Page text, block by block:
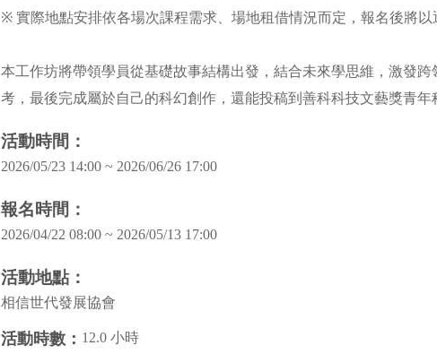
※ 實際地點安排依各場次課程需求、場地租借情況而定，報名後將以
本工作坊將帶領學員從基礎故事結構出發，結合未來學思維，激發跨
考，最後完成屬於自己的科幻創作，還能投稿到善科科技文藝獎青年
活動時間：
2026/05/23 14:00 ~ 2026/06/26 17:00
報名時間：
2026/04/22 08:00 ~ 2026/05/13 17:00
活動地點：
相信世代發展協會
活動時數： 12.0 小時